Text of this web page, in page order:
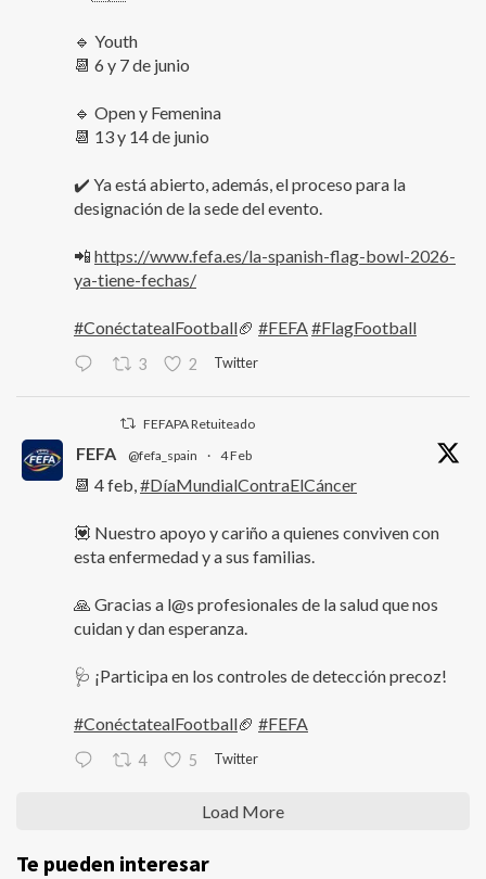
🔹 Youth
📆 6 y 7 de junio
🔹 Open y Femenina
📆 13 y 14 de junio
✔️ Ya está abierto, además, el proceso para la
designación de la sede del evento.
📲 https://www.fefa.es/la-spanish-flag-bowl-2026-
ya-tiene-fechas/
#ConéctatealFootball🏈 #FEFA#FlagFootball
3 2 Twitter
FEFAPA Retuiteado
FEFA @fefa_spain · 4 Feb
📆 4 feb,#DíaMundialContraElCáncer
💟 Nuestro apoyo y cariño a quienes conviven con
esta enfermedad y a sus familias.
🙏 Gracias a l@s profesionales de la salud que nos
cuidan y dan esperanza.
🩺 ¡Participa en los controles de detección precoz!
#ConéctatealFootball🏈 #FEFA
4 5 Twitter
Load More
Te pueden interesar